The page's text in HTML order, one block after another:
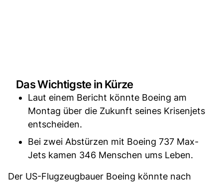
Das Wichtigste in Kürze
Laut einem Bericht könnte Boeing am
Montag über die Zukunft seines Krisenjets
entscheiden.
Bei zwei Abstürzen mit Boeing 737 Max-
Jets kamen 346 Menschen ums Leben.
Der US-Flugzeugbauer Boeing könnte nach